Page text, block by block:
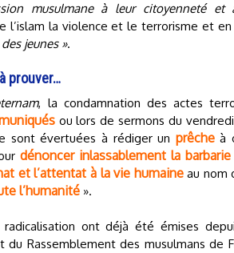
musulmane à leur citoyenneté
l’islam la violence et le terrorisme et
jeunes ».
prouver…
, la condamnation des actes
ou lors de sermons du
sont évertuées à rédiger un prêcheà
dénoncer inlassablement la
et l’attentat à la vie humaineau nom
l’humanité ».
ont déjà été émises
Rassemblement des musulmans de